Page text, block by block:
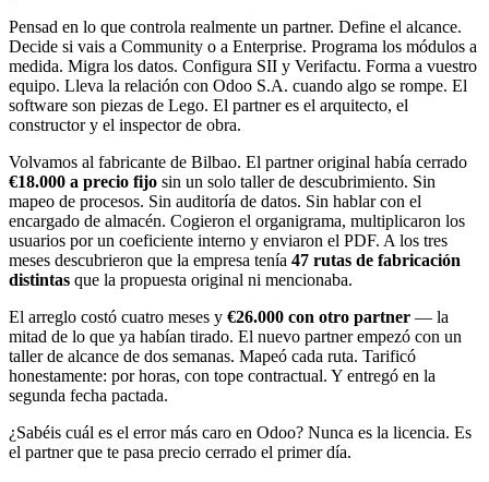
Pensad en lo que controla realmente un partner. Define el alcance.
Decide si vais a Community o a Enterprise. Programa los módulos a
medida. Migra los datos. Configura SII y Verifactu. Forma a vuestro
equipo. Lleva la relación con Odoo S.A. cuando algo se rompe. El
software son piezas de Lego. El partner es el arquitecto, el
constructor y el inspector de obra.
Volvamos al fabricante de Bilbao. El partner original había cerrado
€18.000 a precio fijo sin un solo taller de descubrimiento. Sin
mapeo de procesos. Sin auditoría de datos. Sin hablar con el
encargado de almacén. Cogieron el organigrama, multiplicaron los
usuarios por un coeficiente interno y enviaron el PDF. A los tres
meses descubrieron que la empresa tenía 47 rutas de fabricación
distintas que la propuesta original ni mencionaba.
El arreglo costó cuatro meses y €26.000 con otro partner — la
mitad de lo que ya habían tirado. El nuevo partner empezó con un
taller de alcance de dos semanas. Mapeó cada ruta. Tarificó
honestamente: por horas, con tope contractual. Y entregó en la
segunda fecha pactada.
¿Sabéis cuál es el error más caro en Odoo? Nunca es la licencia. Es
el partner que te pasa precio cerrado el primer día.